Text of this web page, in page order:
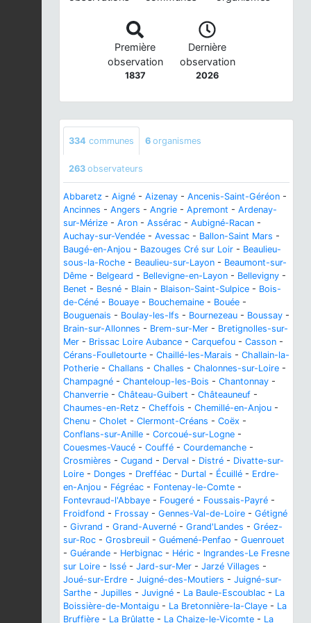
Première
observation
1837
Dernière
observation
2026
334 communes 6 organismes
263 observateurs
Abbaretz - Aigné - Aizenay - Ancenis-Saint-Géréon -
Ancinnes - Angers - Angrie - Apremont - Ardenay-
sur-Mérize - Aron - Assérac - Aubigné-Racan -
Auchay-sur-Vendée - Avessac - Ballon-Saint Mars -
Baugé-en-Anjou - Bazouges Cré sur Loir - Beaulieu-
sous-la-Roche - Beaulieu-sur-Layon - Beaumont-sur-
Dême - Belgeard - Bellevigne-en-Layon - Bellevigny -
Benet - Besné - Blain - Blaison-Saint-Sulpice - Bois-
de-Céné - Bouaye - Bouchemaine - Bouée -
Bouguenais - Boulay-les-Ifs - Bournezeau - Boussay -
Brain-sur-Allonnes - Brem-sur-Mer - Bretignolles-sur-
Mer - Brissac Loire Aubance - Carquefou - Casson -
Cérans-Foulletourte - Chaillé-les-Marais - Challain-la-
Potherie - Challans - Challes - Chalonnes-sur-Loire -
Champagné - Chanteloup-les-Bois - Chantonnay -
Chanverrie - Château-Guibert - Châteauneuf -
Chaumes-en-Retz - Cheffois - Chemillé-en-Anjou -
Chenu - Cholet - Clermont-Créans - Coëx -
Conflans-sur-Anille - Corcoué-sur-Logne -
Couesmes-Vaucé - Couffé - Courdemanche -
Crosmières - Cugand - Derval - Distré - Divatte-sur-
Loire - Donges - Drefféac - Durtal - Écuillé - Erdre-
en-Anjou - Fégréac - Fontenay-le-Comte -
Fontevraud-l'Abbaye - Fougeré - Foussais-Payré -
Froidfond - Frossay - Gennes-Val-de-Loire - Gétigné
- Givrand - Grand-Auverné - Grand'Landes - Gréez-
sur-Roc - Grosbreuil - Guémené-Penfao - Guenrouet
- Guérande - Herbignac - Héric - Ingrandes-Le Fresne
sur Loire - Issé - Jard-sur-Mer - Jarzé Villages -
Joué-sur-Erdre - Juigné-des-Moutiers - Juigné-sur-
Sarthe - Jupilles - Juvigné - La Baule-Escoublac - La
Boissière-de-Montaigu - La Bretonnière-la-Claye - La
Bruffière - La Brûlatte - La Chaize-le-Vicomte - La